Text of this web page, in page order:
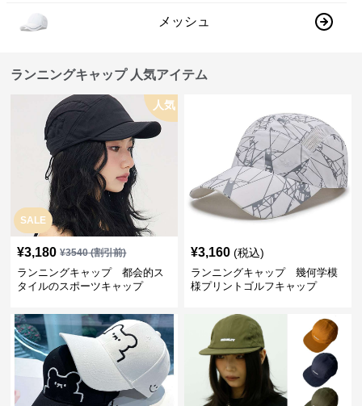
メッシュ
ランニングキャップ 人気アイテム
SALE
人気
¥3,180 ¥3540(割引前)
ランニングキャップ 都会的ス
タイルのスポーツキャップ
¥3,160 (税込)
ランニングキャップ 幾何学模
様プリントゴルフキャップ